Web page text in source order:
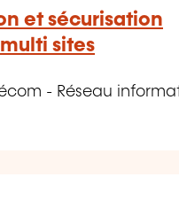
et sécurisation
sites
- Réseau